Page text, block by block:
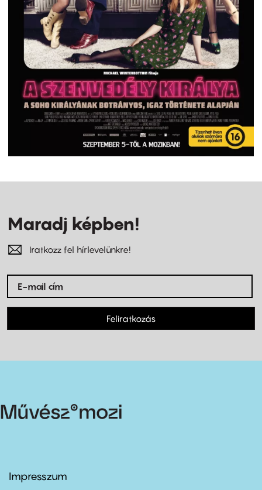
Maradj képben!
Iratkozz fel hírlevelünkre!
Feliratkozás
Footer
Impresszum